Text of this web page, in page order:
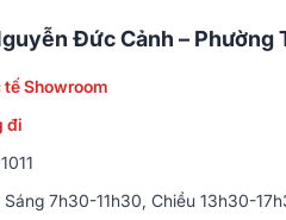
Đức Cảnh – Phường
tế Showroom
đi
7h30-11h30, Chiều 13h30-